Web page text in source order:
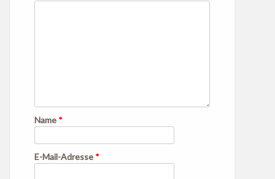
Name *
E-Mail-Adresse *